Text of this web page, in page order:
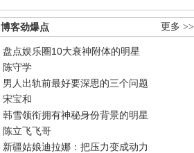
更多 >>
博客劲爆点
盘点娱乐圈10大衰神附体的明星
陈守学
男人出轨前最好要深思的三个问题
宋宝和
韩雪领衔拥有神秘身份背景的明星
陈立飞飞哥
新疆姑娘迪拉娜：把压力变成动力